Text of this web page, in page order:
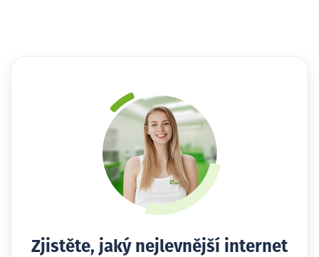
Zjistěte, jaký nejlevnější internet